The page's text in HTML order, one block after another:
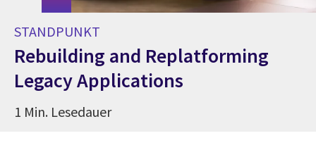
STANDPUNKT
Rebuilding and Replatforming
Legacy Applications
1 Min. Lesedauer